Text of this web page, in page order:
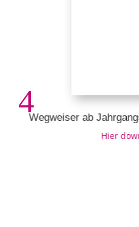
Wegweiser ab
Hier